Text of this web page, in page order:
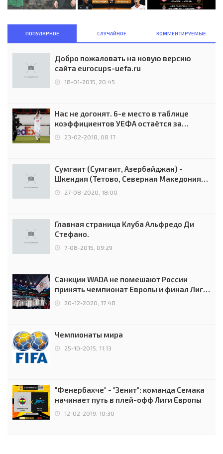
ПОПУЛЯРНОЕ СЛУЧАЙНОЕ КОММЕНТИРУЕМЫЕ
Добро пожаловать на новую версию
сайта eurocups-uefa.ru
18-01-2015, 20:45
Нас не догонят. 6-е место в таблице
коэффициентов УЕФА остаётся за
Россией
23-02-2018, 08:17
Сумгаит (Сумгаит, Азербайджан) -
Шкендия (Тетово, Северная Македония) -
0:2 (0:0)
27-08-2020, 18:00
Главная страница Клуба Альфредо Ди
Стефано.
7-08-2015, 09:29
Санкции WADA не помешают России
принять чемпионат Европы и финал Лиги
чемпионов.
20-12-2020, 17:48
Чемпионаты мира
25-10-2015, 11:13
"Фенербахче" - "Зенит": команда Семака
начинает путь в плей-офф Лиги Европы
12-02-2019, 10:30